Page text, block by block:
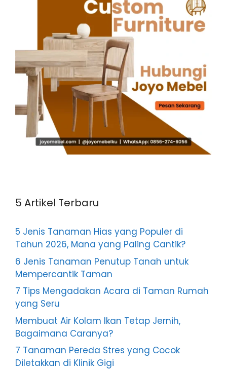
5 Artikel Terbaru
5 Jenis Tanaman Hias yang Populer di
Tahun 2026, Mana yang Paling Cantik?
6 Jenis Tanaman Penutup Tanah untuk
Mempercantik Taman
7 Tips Mengadakan Acara di Taman Rumah
yang Seru
Membuat Air Kolam Ikan Tetap Jernih,
Bagaimana Caranya?
7 Tanaman Pereda Stres yang Cocok
Diletakkan di Klinik Gigi